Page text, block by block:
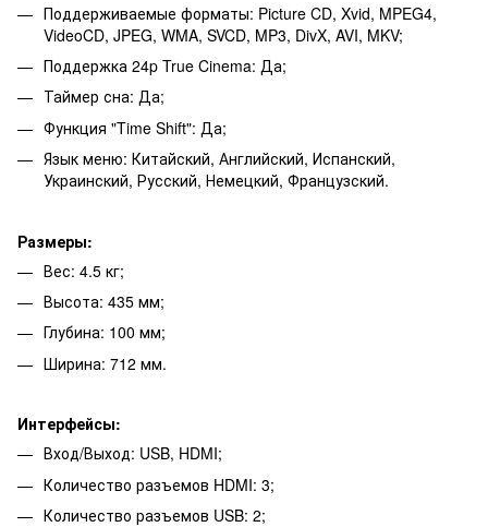
Поддерживаемые форматы: Picture CD, Xvid, MPEG4,
VideoCD, JPEG, WMA, SVCD, MP3, DivX, AVI, MKV;
Поддержка 24p True Cinema: Да;
Таймер сна: Да;
Функция "Time Shift": Да;
Язык меню: Китайский, Английский, Испанский,
Украинский, Русский, Немецкий, Французский.
Размеры:
Вес: 4.5 кг;
Высота: 435 мм;
Глубина: 100 мм;
Ширина: 712 мм.
Интерфейсы:
Вход/Выход: USB, HDMI;
Количество разъемов HDMI: 3;
Количество разъемов USB: 2;